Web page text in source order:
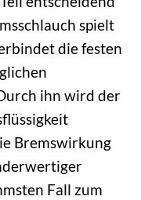
spielt
die festen
ihn wird der
Bremswirkung
Fall zum